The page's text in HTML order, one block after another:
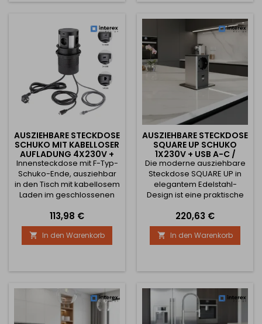
ist er nahezu unsichtbar,
aber jederzeit
einsatzbereit....
AUSZIEHBARE STECKDOSE
SCHUKO MIT KABELLOSER
AUFLADUNG 4X230V +
2XUSB CHARGING A/C +
HDMI+ RJ45 / SCHWARZ
Innensteckdose mit F-Typ-
Schuko-Ende, ausziehbar
in den Tisch mit kabellosem
Laden im geschlossenen
Steckdose mit Stift 1x USB A
5V/2A,10W 1x USB C 5V/2A,
10W 1x HDMI-Anschluss 1x
RJ45-Anschluss enthalten
120 mm
Preis
113,98 €
 In den Warenkorb
AUSZIEHBARE STECKDOSE
SQUARE UP SCHUKO
1X230V + USB A-C /
EDELSTAHL
Die moderne ausziehbare
Steckdose SQUARE UP in
elegantem Edelstahl-
Design ist eine praktische
oder Arbeitstische. Im
geschlossenen Zustand
wirkt sie minimalistisch und
unauffällig – durch Drücken
nach oben und bietet
Strom- und USB-
Anschlüssen. Dieses Modell
ist mit einer...
Preis
220,63 €
 In den Warenkorb